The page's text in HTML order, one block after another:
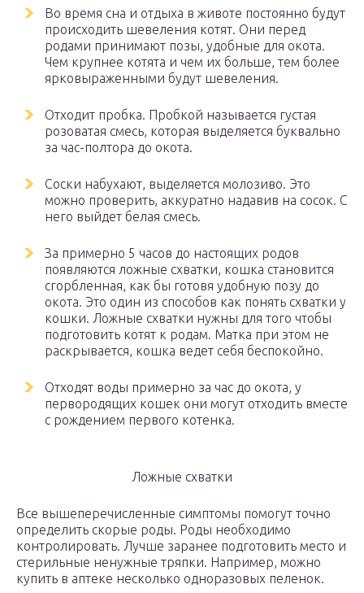
Во время сна и отдыха в животе постоянно будут
происходить шевеления котят. Они перед
родами принимают позы, удобные для окота.
Чем крупнее котята и чем их больше, тем более
ярковыраженными будут шевеления.
Отходит пробка. Пробкой называется густая
розоватая смесь, которая выделяется буквально
за час-полтора до окота.
Соски набухают, выделяется молозиво. Это
можно проверить, аккуратно надавив на сосок. С
него выйдет белая смесь.
За примерно 5 часов до настоящих родов
появляются ложные схватки, кошка становится
сгорбленная, как бы готовя удобную позу до
окота. Это один из способов как понять схватки у
кошки. Ложные схватки нужны для того чтобы
подготовить котят к родам. Матка при этом не
раскрывается, кошка ведет себя беспокойно.
Отходят воды примерно за час до окота, у
первородящих кошек они могут отходить вместе
с рождением первого котенка.
Ложные схватки
Все вышеперечисленные симптомы помогут точно
определить скорые роды. Роды необходимо
контролировать. Лучше заранее подготовить место и
стерильные ненужные тряпки. Например, можно
купить в аптеке несколько одноразовых пеленок.